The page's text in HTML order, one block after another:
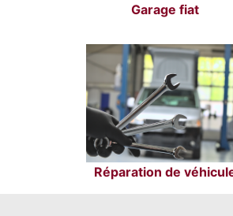
Garage fiat
Réparation de